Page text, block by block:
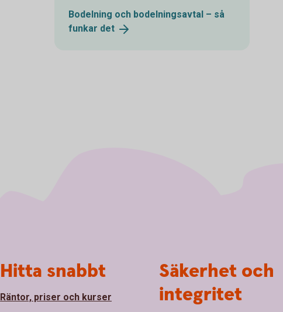
Bodelning och bodelningsavtal – så
funkar det
Hitta snabbt
Räntor, priser och kurser
Säkerhet och
integritet